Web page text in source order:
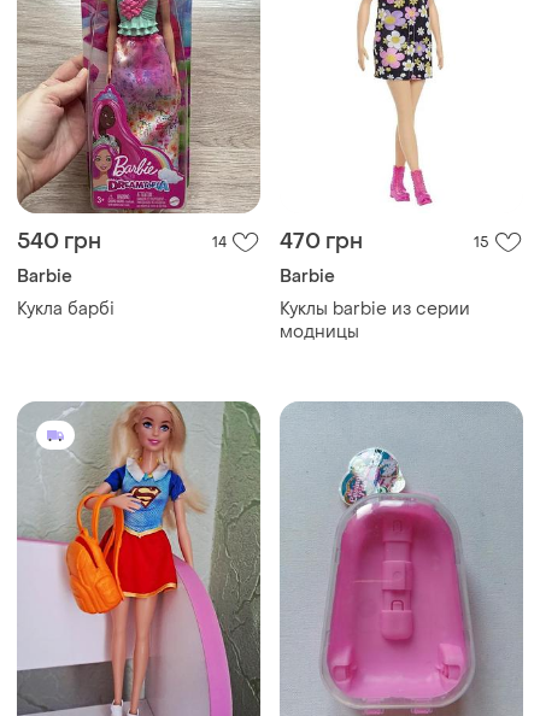
540 грн 14
Barbie
Кукла барбі
470 грн 15
Barbie
Куклы barbie из серии
модницы